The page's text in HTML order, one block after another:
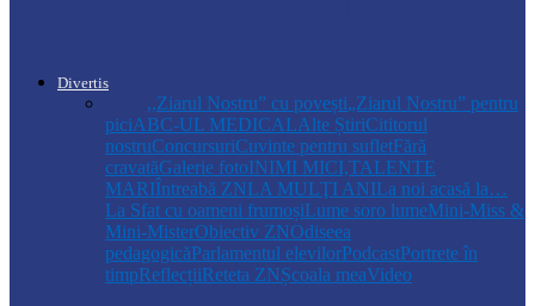
Divertis
,,Ziarul Nostru” cu povești„Ziarul Nostru” pentru
piciABC-UL MEDICALAlte ȘtiriCititorul
nostruConcursuriCuvinte pentru sufletFără
cravatăGalerie fotoINIMI MICI,TALENTE
MARIÎntreabă ZNLA MULŢI ANILa noi acasă la…
La Sfat cu oameni frumoșiLume soro lumeMini-Miss &
Mini-MisterObiectiv ZNOdiseea
pedagogicăParlamentul elevilorPodcastPortrete în
timpReflecțiiReteta ZNȘcoala meaVideo